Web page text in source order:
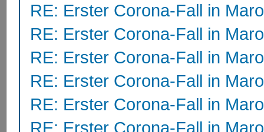
RE: Erster Corona-Fall in
RE: Erster Corona-Fall in
RE: Erster Corona-Fall in
RE: Erster Corona-Fall in
RE: Erster Corona-Fall in
RE: Erster Corona-Fall in